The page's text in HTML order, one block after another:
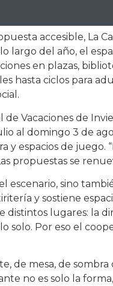
accesible, La
largo del año, el
en plazas,
hasta ciclos para
Vacaciones de
al domingo 3 de
y espacios de juego.
propuestas se
escenario, sino
y sostiene
distintos lugares: la
solo. Por eso el
de mesa, de
no es solo la